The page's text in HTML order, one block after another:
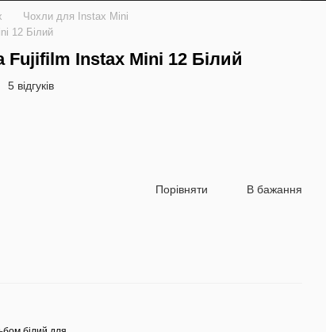
Чохли для Instax Mini
12 Білий
Fujifilm Instax Mini 12 Білий
5 відгуків
Порівняти В бажання